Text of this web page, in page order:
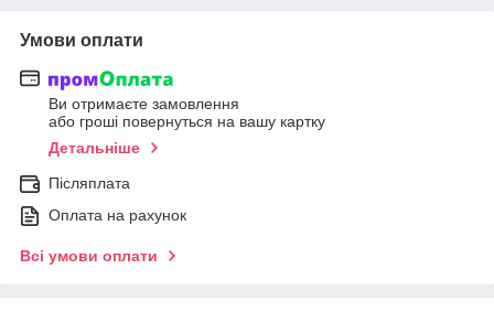
Умови оплати
Ви отримаєте замовлення
або гроші повернуться на вашу картку
Детальніше
Післяплата
Оплата на рахунок
Всі умови оплати